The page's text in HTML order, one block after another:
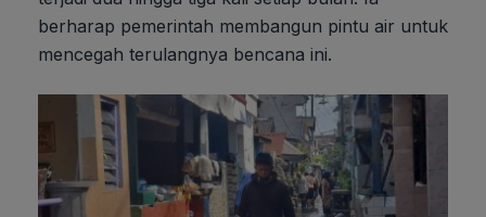
berharap pemerintah membangun pintu air untuk
mencegah terulangnya bencana ini.